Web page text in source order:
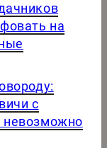
на
с
невозможно